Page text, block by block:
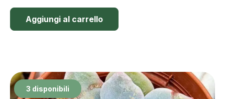
Aggiungi al carrello
3 disponibili